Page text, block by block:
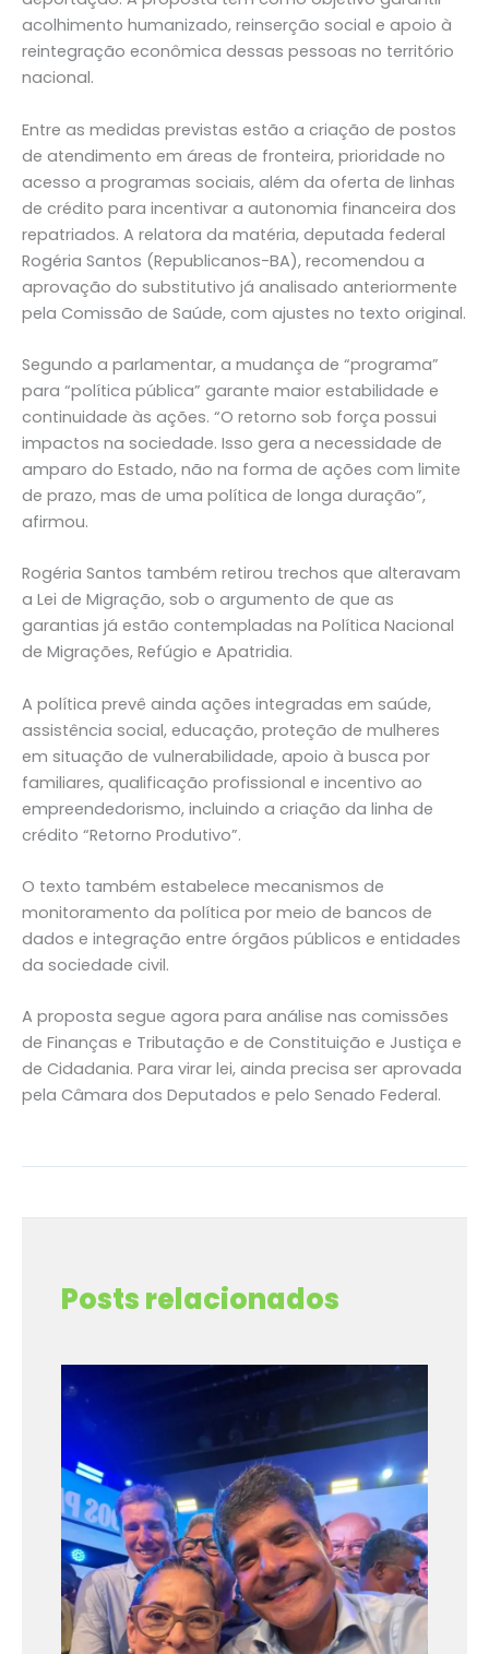
acolhimento humanizado, reinserção social e apoio à
reintegração econômica dessas pessoas no território
nacional.
Entre as medidas previstas estão a criação de postos
de atendimento em áreas de fronteira, prioridade no
acesso a programas sociais, além da oferta de linhas
de crédito para incentivar a autonomia financeira dos
repatriados. A relatora da matéria, deputada federal
Rogéria Santos (Republicanos-BA), recomendou a
aprovação do substitutivo já analisado anteriormente
pela Comissão de Saúde, com ajustes no texto original.
Segundo a parlamentar, a mudança de “programa”
para “política pública” garante maior estabilidade e
continuidade às ações. “O retorno sob força possui
impactos na sociedade. Isso gera a necessidade de
amparo do Estado, não na forma de ações com limite
de prazo, mas de uma política de longa duração”,
afirmou.
Rogéria Santos também retirou trechos que alteravam
a Lei de Migração, sob o argumento de que as
garantias já estão contempladas na Política Nacional
de Migrações, Refúgio e Apatridia.
A política prevê ainda ações integradas em saúde,
assistência social, educação, proteção de mulheres
em situação de vulnerabilidade, apoio à busca por
familiares, qualificação profissional e incentivo ao
empreendedorismo, incluindo a criação da linha de
crédito “Retorno Produtivo”.
O texto também estabelece mecanismos de
monitoramento da política por meio de bancos de
dados e integração entre órgãos públicos e entidades
da sociedade civil.
A proposta segue agora para análise nas comissões
de Finanças e Tributação e de Constituição e Justiça e
de Cidadania. Para virar lei, ainda precisa ser aprovada
pela Câmara dos Deputados e pelo Senado Federal.
Posts relacionados